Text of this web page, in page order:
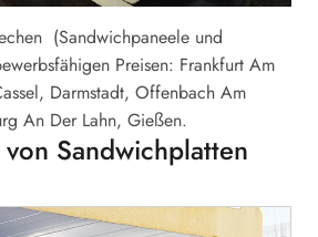
(Sandwichpaneele und
Preisen: Frankfurt Am
Darmstadt, Offenbach Am
An Der Lahn, Gießen.
Sandwichplatten